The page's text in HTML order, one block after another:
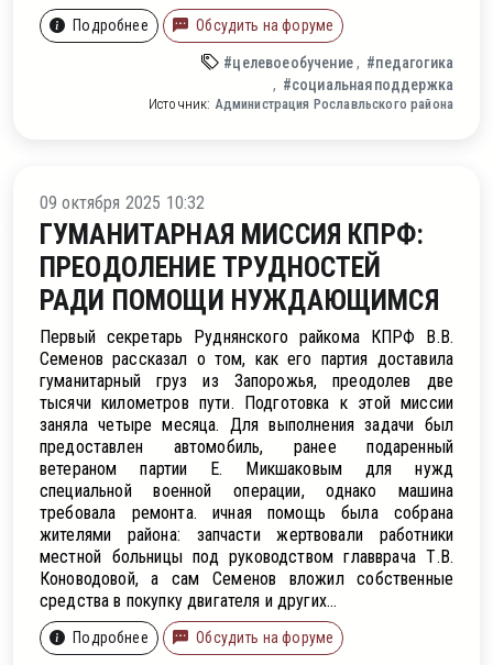
Подробнее Обсудить на форуме
#целевоеобучение
#педагогика
#социальнаяподдержка
Источник: Администрация Рославльского района
09 октября 2025 10:32
ГУМАНИТАРНАЯ МИССИЯ КПРФ:
ПРЕОДОЛЕНИЕ ТРУДНОСТЕЙ
РАДИ ПОМОЩИ НУЖДАЮЩИМСЯ
Первый секретарь Руднянского райкома КПРФ В.В.
Семенов рассказал о том, как его партия доставила
гуманитарный груз из Запорожья, преодолев две
тысячи километров пути. Подготовка к этой миссии
заняла четыре месяца. Для выполнения задачи был
предоставлен автомобиль, ранее подаренный
ветераном партии Е. Микшаковым для нужд
специальной военной операции, однако машина
требовала ремонта. ичная помощь была собрана
жителями района: запчасти жертвовали работники
местной больницы под руководством главврача Т.В.
Коноводовой, а сам Семенов вложил собственные
средства в покупку двигателя и других...
Подробнее Обсудить на форуме